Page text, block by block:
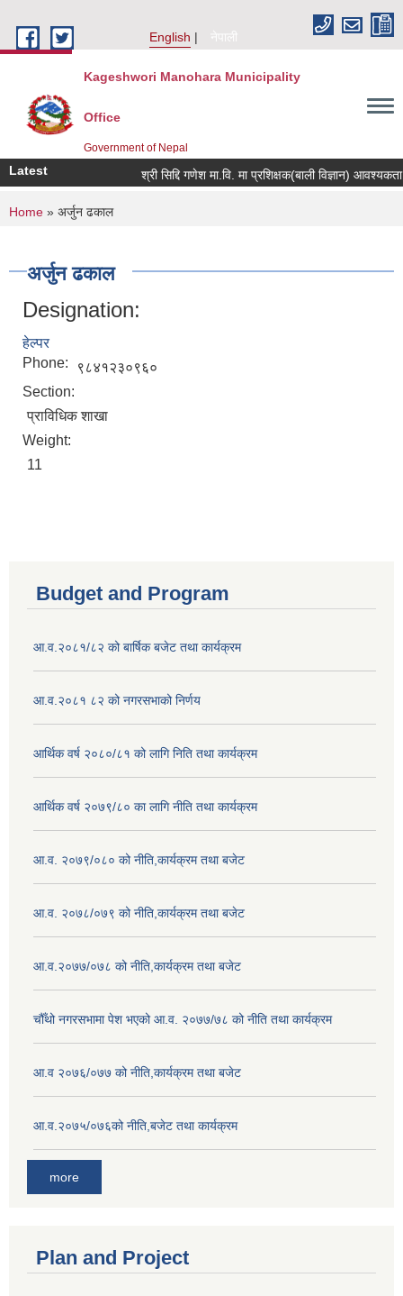
English
नेपाली
Kageshwori Manohara Municipality
Office
Government of Nepal
Latest श्री सिद्दि गणेश मा.वि. मा प्रशिक्षक(बाली विज्ञान) आवश्यकता
You are here
Home » अर्जुन ढकाल
अर्जुन ढकाल
Designation:
हेल्पर
Phone:
९८४१२३०९६०
Section:
प्राविधिक शाखा
Weight:
11
Budget and Program
आ.व.२०८१/८२ को बार्षिक बजेट तथा कार्यक्रम
आ.व.२०८१ ८२ को नगरसभाको निर्णय
आर्थिक वर्ष २०८०/८१ को लागि निति तथा कार्यक्रम
आर्थिक वर्ष २०७९/८० का लागि नीति तथा कार्यक्रम
आ.व. २०७९/०८० को नीति,कार्यक्रम तथा बजेट
आ.व. २०७८/०७९ को नीति,कार्यक्रम तथा बजेट
आ.व.२०७७/०७८ को नीति,कार्यक्रम तथा बजेट
चौँथो नगरसभामा पेश भएको आ.व. २०७७/७८ को नीति तथा कार्यक्रम
आ.व २०७६/०७७ को नीति,कार्यक्रम तथा बजेट
आ.व.२०७५/०७६को नीति,बजेट तथा कार्यक्रम
more
Plan and Project